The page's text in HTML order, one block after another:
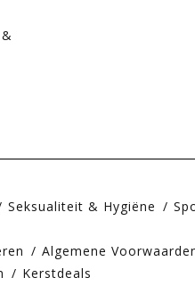
Seksualiteit & Hygiëne
Algemene
Kerstdeals